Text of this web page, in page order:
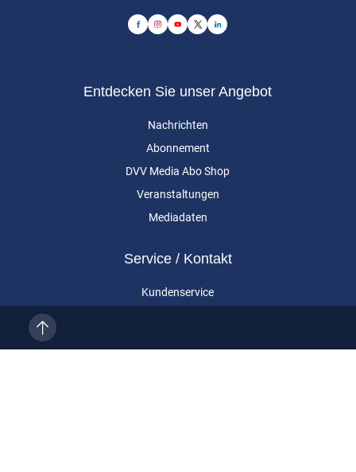
Entdecken Sie unser Angebot
Nachrichten
Abonnement
DVV Media Abo Shop
Veranstaltungen
Mediadaten
Service / Kontakt
Kundenservice